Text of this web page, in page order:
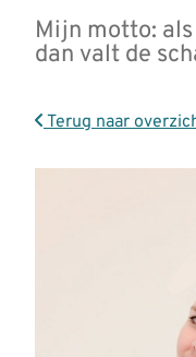
Mijn motto:
dan valt de
Terug naar